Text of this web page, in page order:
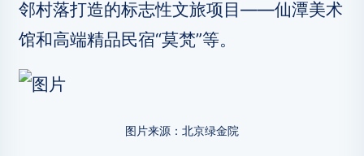
邻村落打造的标志性文旅项目——仙潭美术
馆和高端精品民宿“莫梵”等。
图片来源：北京绿金院